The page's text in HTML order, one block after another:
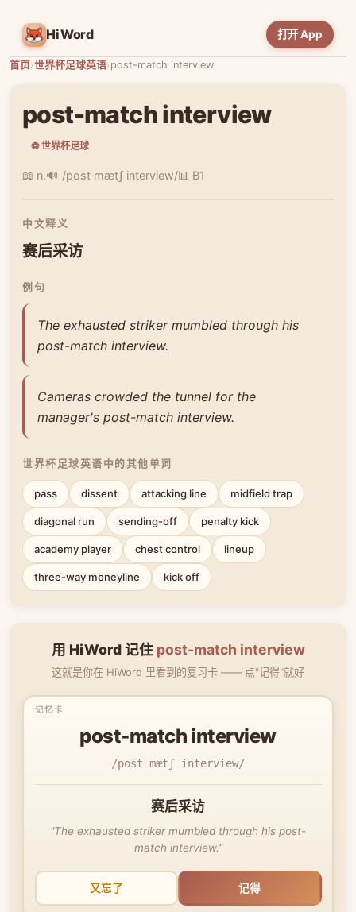
HiWord 打开 App
首页›世界杯足球英语›post-match interview
post-match interview
⚽ 世界杯足球
📖 n.🔊 /post mætʃ interview/📊 B1
中文释义
赛后采访
例句
The exhausted striker mumbled through his
post-match interview.
Cameras crowded the tunnel for the
manager's post-match interview.
世界杯足球英语中的其他单词
pass dissent attacking line midfield trap
diagonal run sending-off penalty kick
academy player chest control lineup
three-way moneyline kick off
用 HiWord 记住 post-match interview
这就是你在 HiWord 里看到的复习卡 —— 点"记得"就好
post-match interview
/post mætʃ interview/
赛后采访
"The exhausted striker mumbled through his post-
match interview."
又忘了 记得